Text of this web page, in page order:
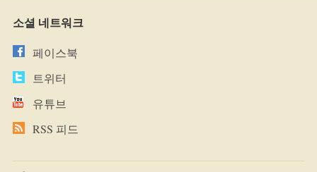
소셜 네트워크
페이스북
트위터
유튜브
RSS 피드